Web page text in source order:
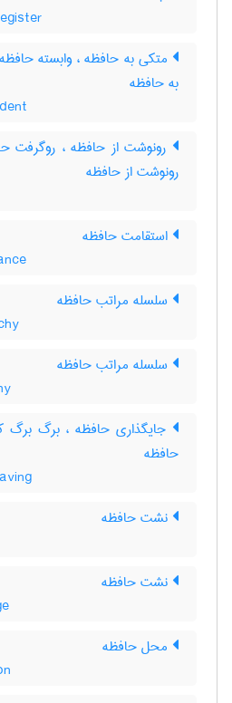
متکی به حافظه ، وابسته
به حافظه
رونوشت از حافظه ، روگرفت
رونوشت از حافظه
استقامت حافظه
سلسله مراتب حافظه
سلسله مراتب حافظه
جایگذاری حافظه ، برگ برگ
حافظه
نشت حافظه
نشت حافظه
محل حافظه